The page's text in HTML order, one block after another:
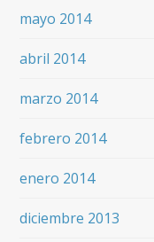
mayo 2014
abril 2014
marzo 2014
febrero 2014
enero 2014
diciembre 2013